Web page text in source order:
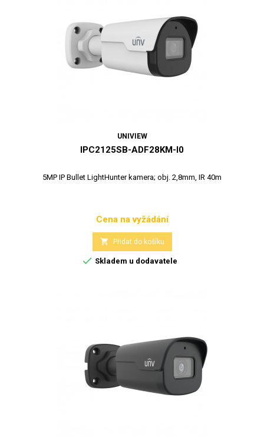
UNIVIEW
IPC2125SB-ADF28KM-I0
5MP IP Bullet LightHunter kamera; obj. 2,8mm, IR 40m
Cena
Cena na vyžádání
 Přidat do košíku
 Skladem u dodavatele